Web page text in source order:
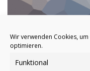
Wir verwenden Cookies,
optimieren.
Funktional
Says Morgan Fraud,
“Given that we are all